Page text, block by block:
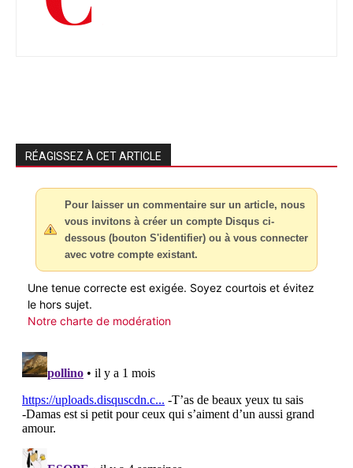
RÉAGISSEZ À CET ARTICLE
Pour laisser un commentaire sur un article, nous
vous invitons à créer un compte Disqus ci-
dessous (bouton S'identifier) ou à vous connecter
avec votre compte existant.
Une tenue correcte est exigée. Soyez courtois et évitez
le hors sujet.
Notre charte de modération